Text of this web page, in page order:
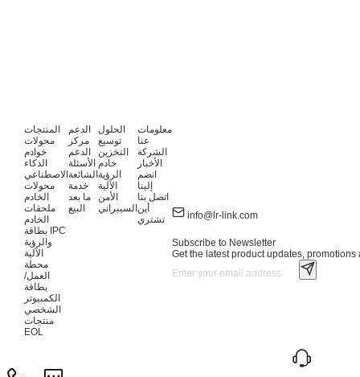
المنتجات
محولات
خوادم
الذكاء
الاصطناعي
محولات
الخادم
ملحقات
الخادم
بطاقة IPC
والرؤية
الآلية
محطة
العمل/
بطاقة
الكمبيوتر
الشخصي
منتجات
EOL
الدعم
مركز
الدعم
الأسئلة
الشائعة
خدمة
ما بعد
البيع
الحلول
توسيع
التخزين
خادم
الرؤية
الآلية
الأمن
السيبراني
معلومات
عنا
الشركة
الأخبار
انضم
إلينا
اتصل بنا
أين
تشتري
info@lr-link.com
Subscribe to Newsletter
Get the latest product updates, promotions